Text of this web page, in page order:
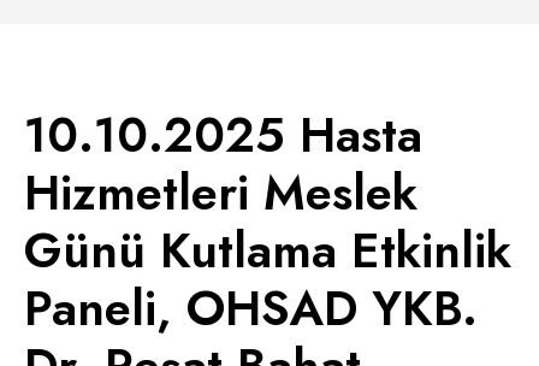
10.10.2025 Hasta
Hizmetleri Meslek
Günü Kutlama Etkinlik
Paneli, OHSAD YKB.